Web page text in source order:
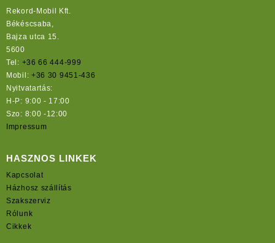
Rekord-Mobil Kft.
Békéscsaba,
Bajza utca 15.
5600
Tel: +36 66 444-999
Mobil: +36 30 9451-436
Nyitvatartás:
H-P: 9:00 - 17:00
Szo: 8:00 -12:00
Impressum
HASZNOS LINKEK
Kapcsolat
Házhosz szállítás
Szakszerviz
Rólunk
Cikkek